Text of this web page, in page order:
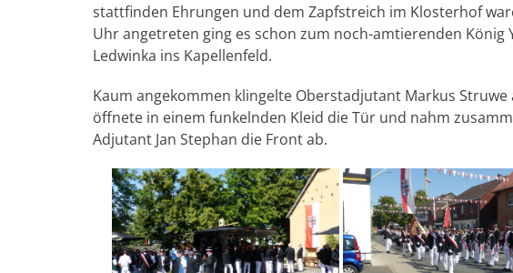
stattfinden Ehrungen und dem Zapfstreich im Klosterhof
Uhr angetreten ging es schon zum noch-amtierenden
Ledwinka ins Kapellenfeld.
Kaum angekommen klingelte Oberstadjutant Markus
öffnete in einem funkelnden Kleid die Tür und nahm
Adjutant Jan Stephan die Front ab.